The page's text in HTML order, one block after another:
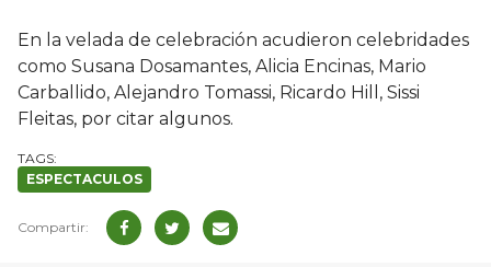
En la velada de celebración acudieron celebridades
como Susana Dosamantes, Alicia Encinas, Mario
Carballido, Alejandro Tomassi, Ricardo Hill, Sissi
Fleitas, por citar algunos.
ESPECTACULOS